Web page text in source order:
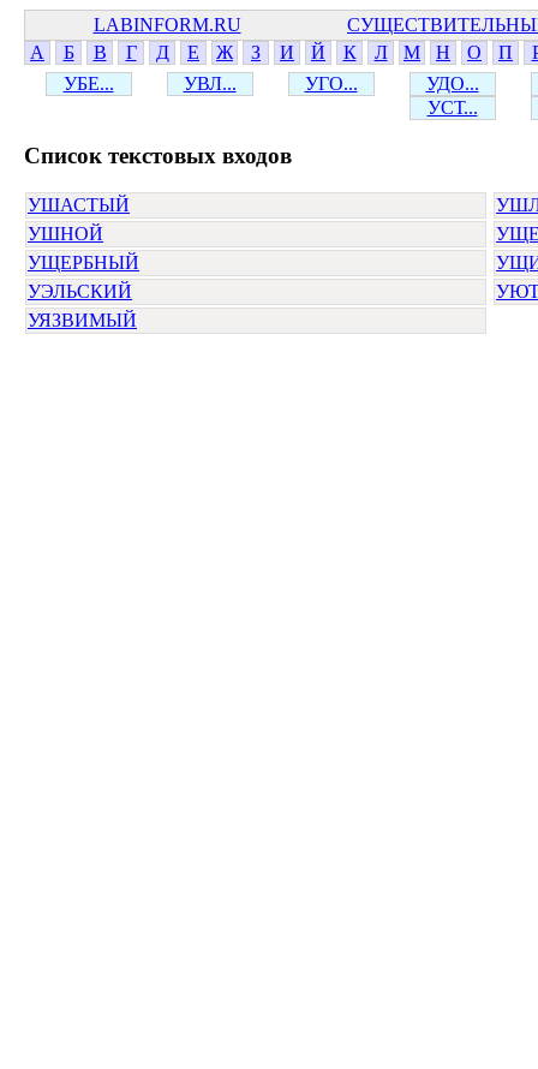
LABINFORM.RU
А
Б В Г Д Е Ж З И Й К Л М Н О П
УБЕ...
УВЛ... УГО...
УДО...
УСТ...
Cписок текстовых входов
УШАСТЫЙ
УШНОЙ
УЩЕРБНЫЙ
УЭЛЬСКИЙ
УЯЗВИМЫЙ